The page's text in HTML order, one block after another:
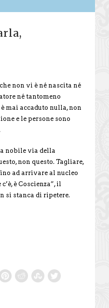
non vi è né nascita né
né tantomeno
mai accaduto nulla, non
e le persone sono
nobile via della
non questo. Tagliare,
ad arrivare al nucleo
è Coscienza”, il
si stanca di ripetere.